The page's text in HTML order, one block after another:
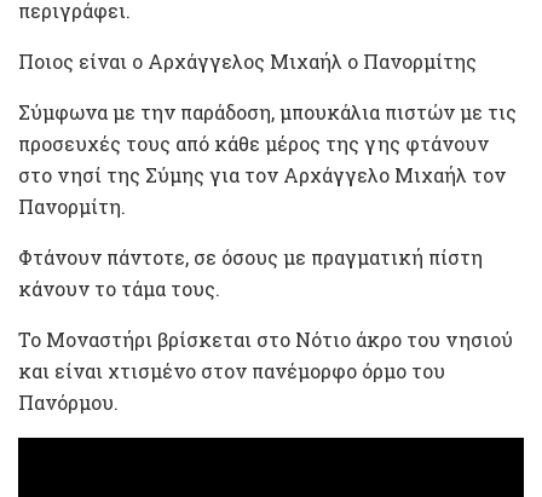
περιγράφει.
Ποιος είναι ο Αρχάγγελος Μιχαήλ ο Πανορμίτης
Σύμφωνα με την παράδοση, μπουκάλια πιστών με τις
προσευχές τους από κάθε μέρος της γης φτάνουν
στο νησί της Σύμης για τον Αρχάγγελο Μιχαήλ τον
Πανορμίτη.
Φτάνουν πάντοτε, σε όσους με πραγματική πίστη
κάνουν το τάμα τους.
Το Μοναστήρι βρίσκεται στο Νότιο άκρο του νησιού
και είναι χτισμένο στον πανέμορφο όρμο του
Πανόρμου.